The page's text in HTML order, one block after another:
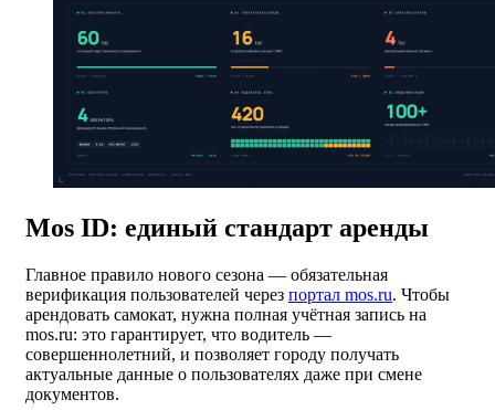
Mos ID: единый стандарт аренды
Главное правило нового сезона — обязательная
верификация пользователей через портал mos.ru. Чтобы
арендовать самокат, нужна полная учётная запись на
mos.ru: это гарантирует, что водитель —
совершеннолетний, и позволяет городу получать
актуальные данные о пользователях даже при смене
документов.